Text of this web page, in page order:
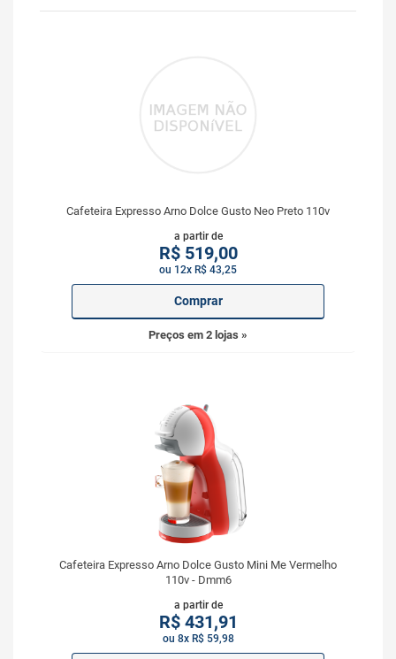
Cafeteira Expresso Arno Dolce Gusto Neo Preto 110v
a partir de
R$519,00
ou 12x R$ 43,25
Comprar
Preços em 2 lojas »
Cafeteira Expresso Arno Dolce Gusto Mini Me Vermelho
110v - Dmm6
a partir de
R$431,91
ou 8x R$ 59,98